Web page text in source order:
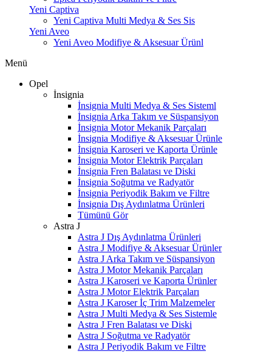
Yeni Captiva
Yeni Captiva Multi Medya & Ses Sis
Yeni Aveo
Yeni Aveo Modifiye & Aksesuar Ürünl
Menü
Opel
İnsignia
İnsignia Multi Medya & Ses Sisteml
İnsignia Arka Takım ve Süspansiyon
İnsignia Motor Mekanik Parçaları
İnsignia Modifiye & Aksesuar Ürünle
İnsignia Karoseri ve Kaporta Ürünle
İnsignia Motor Elektrik Parçaları
İnsignia Fren Balatası ve Diski
İnsignia Soğutma ve Radyatör
İnsignia Periyodik Bakım ve Filtre
İnsignia Dış Aydınlatma Ürünleri
Tümünü Gör
Astra J
Astra J Dış Aydınlatma Ürünleri
Astra J Modifiye & Aksesuar Ürünler
Astra J Arka Takım ve Süspansiyon
Astra J Motor Mekanik Parçaları
Astra J Karoseri ve Kaporta Ürünler
Astra J Motor Elektrik Parçaları
Astra J Karoser İç Trim Malzemeler
Astra J Multi Medya & Ses Sistemle
Astra J Fren Balatası ve Diski
Astra J Soğutma ve Radyatör
Astra J Periyodik Bakım ve Filtre